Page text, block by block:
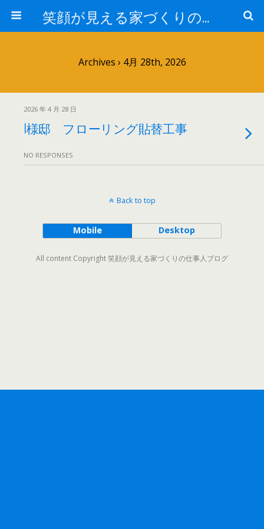
笑顔が見える家づくりの仕事人ブログ
Archives › 4月 28th, 2026
2026 年 4 月 28 日
I様邸 フローリング貼替工事
NO RESPONSES
Back to top
Mobile Desktop
All content Copyright 笑顔が見える家づくりの仕事人ブログ